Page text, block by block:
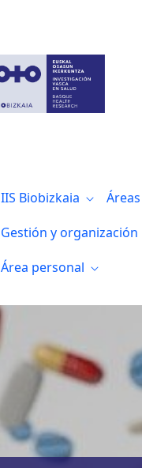
IIS Biobizkaia
Gestión y organización
Área personal